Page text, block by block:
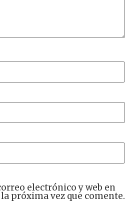
electrónico y web en
próxima vez que comente.